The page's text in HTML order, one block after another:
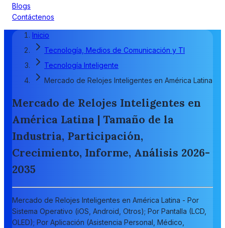
Blogs
Contáctenos
Inicio
Tecnología, Medios de Comunicación y TI
Tecnología Inteligente
Mercado de Relojes Inteligentes en América Latina
Mercado de Relojes Inteligentes en
América Latina | Tamaño de la
Industria, Participación,
Crecimiento, Informe, Análisis 2026-
2035
Mercado de Relojes Inteligentes en América Latina - Por
Sistema Operativo (iOS, Android, Otros); Por Pantalla (LCD,
OLED); Por Aplicación (Asistencia Personal, Médico,